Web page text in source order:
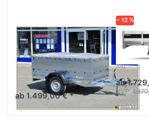
NEPTUN
Rustik 236
Bordwandaufsatz
Kastenanhänger
ungebremst 750 kg mit
Aufsatzbordwand
ab 1.499,00 € *
− 12 %
Anhänger
Alu
ab
UVP: